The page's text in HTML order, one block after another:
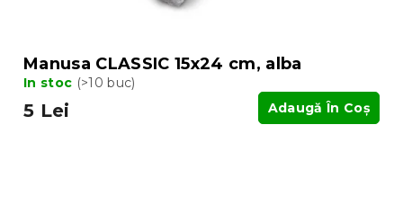
Manusa CLASSIC 15x24 cm, alba
In stoc (>10 buc)
5 Lei Adaugă În Coş